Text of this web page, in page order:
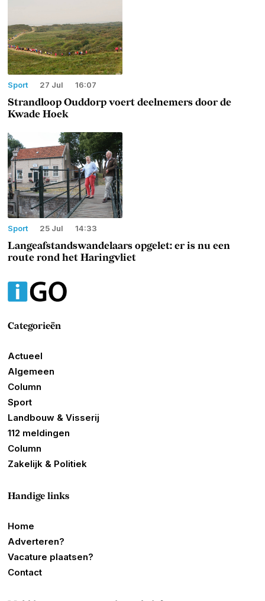
Sport 27 Jul 16:07
Strandloop Ouddorp voert deelnemers door de
Kwade Hoek
Sport 25 Jul 14:33
Langeafstandswandelaars opgelet: er is nu een
route rond het Haringvliet
Categorieën
Actueel
Algemeen
Column
Sport
Landbouw & Visserij
112 meldingen
Column
Zakelijk & Politiek
Handige links
Home
Adverteren?
Vacature plaatsen?
Contact